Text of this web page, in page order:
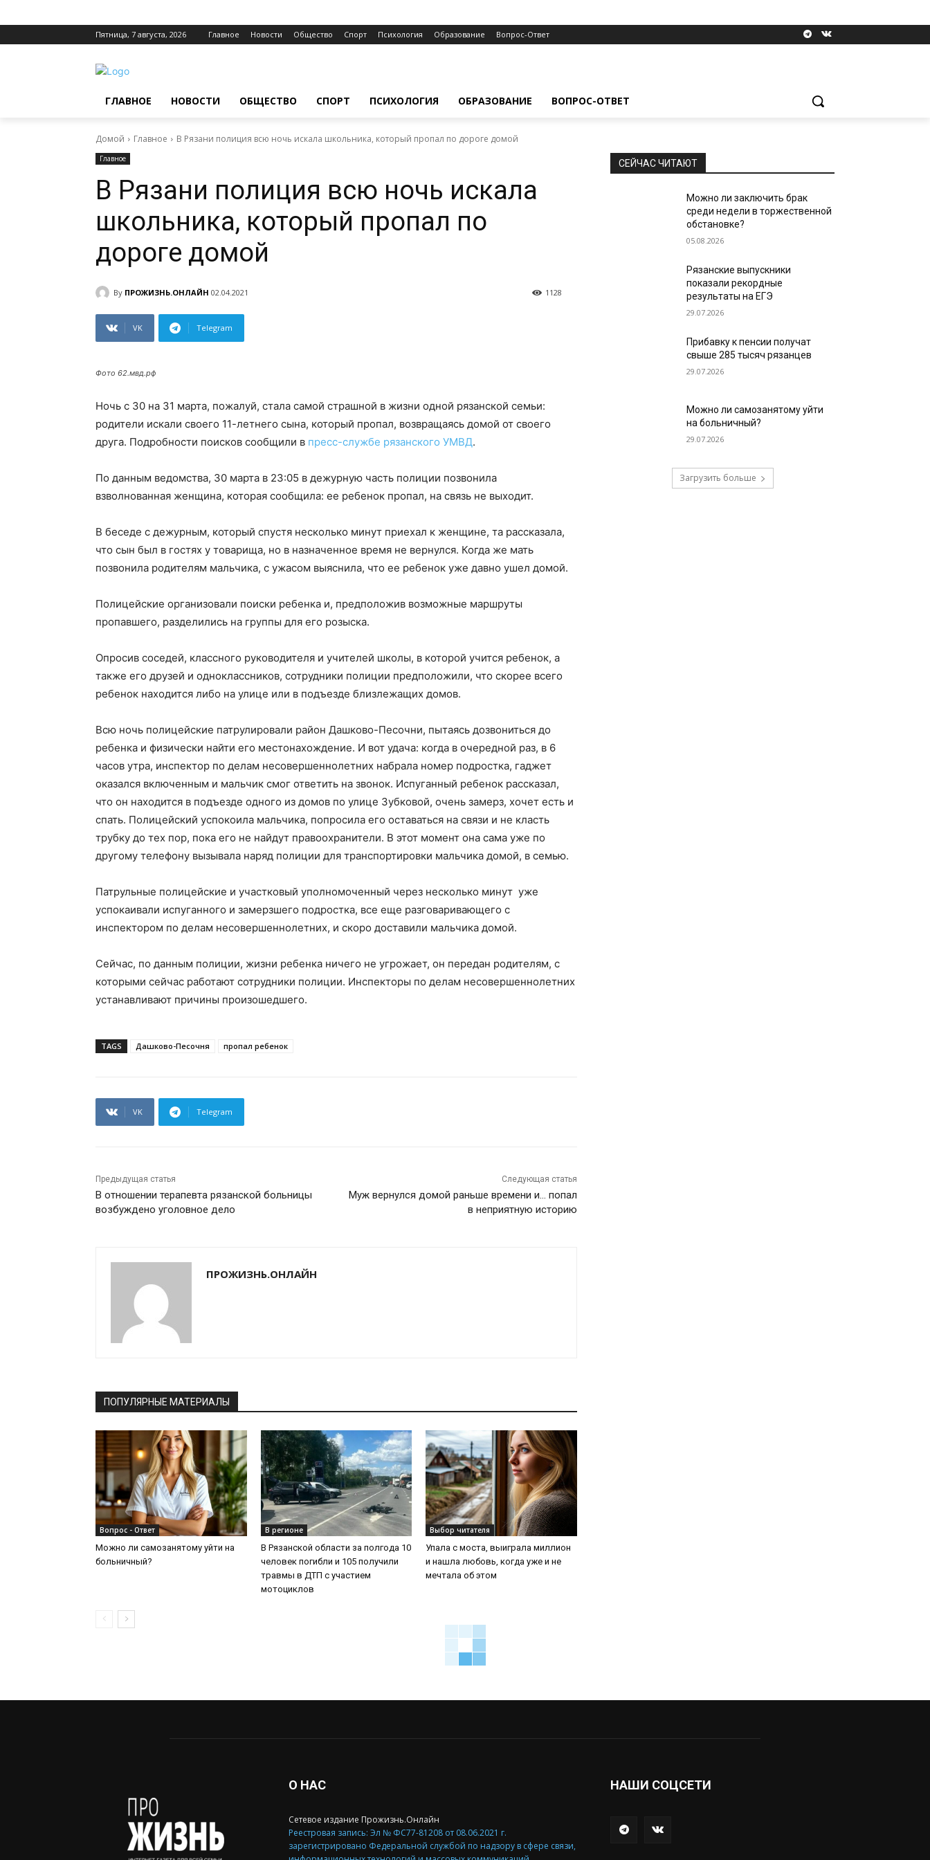
Пятница, 7 августа, 2026 Главное Новости Общество Спорт Психология Образование Вопрос-Ответ
ГЛАВНОЕ НОВОСТИ ОБЩЕСТВО СПОРТ ПСИХОЛОГИЯ ОБРАЗОВАНИЕ ВОПРОС-ОТВЕТ
Домой Главное В Рязани полиция всю ночь искала школьника, который пропал по дороге домой
Главное
В Рязани полиция всю ночь искала
школьника, который пропал по
дороге домой
By ПРОЖИЗНЬ.ОНЛАЙН 02.04.2021 1128
VK Telegram
Фото 62.мвд.рф
Ночь с 30 на 31 марта, пожалуй, стала самой страшной в жизни одной рязанской семьи:
родители искали своего 11-летнего сына, который пропал, возвращаясь домой от своего
друга. Подробности поисков сообщили в пресс-службе рязанского УМВД.
По данным ведомства, 30 марта в 23:05 в дежурную часть полиции позвонила
взволнованная женщина, которая сообщила: ее ребенок пропал, на связь не выходит.
В беседе с дежурным, который спустя несколько минут приехал к женщине, та рассказала,
что сын был в гостях у товарища, но в назначенное время не вернулся. Когда же мать
позвонила родителям мальчика, с ужасом выяснила, что ее ребенок уже давно ушел домой.
Полицейские организовали поиски ребенка и, предположив возможные маршруты
пропавшего, разделились на группы для его розыска.
Опросив соседей, классного руководителя и учителей школы, в которой учится ребенок, а
также его друзей и одноклассников, сотрудники полиции предположили, что скорее всего
ребенок находится либо на улице или в подъезде близлежащих домов.
Всю ночь полицейские патрулировали район Дашково-Песочни, пытаясь дозвониться до
ребенка и физически найти его местонахождение. И вот удача: когда в очередной раз, в 6
часов утра, инспектор по делам несовершеннолетних набрала номер подростка, гаджет
оказался включенным и мальчик смог ответить на звонок. Испуганный ребенок рассказал,
что он находится в подъезде одного из домов по улице Зубковой, очень замерз, хочет есть и
спать. Полицейский успокоила мальчика, попросила его оставаться на связи и не класть
трубку до тех пор, пока его не найдут правоохранители. В этот момент она сама уже по
другому телефону вызывала наряд полиции для транспортировки мальчика домой, в семью.
Патрульные полицейские и участковый уполномоченный через несколько минут уже
успокаивали испуганного и замерзшего подростка, все еще разговаривающего с
инспектором по делам несовершеннолетних, и скоро доставили мальчика домой.
Сейчас, по данным полиции, жизни ребенка ничего не угрожает, он передан родителям, с
которыми сейчас работают сотрудники полиции. Инспекторы по делам несовершеннолетних
устанавливают причины произошедшего.
TAGS Дашково-Песочня пропал ребенок
VK Telegram
Предыдущая статья
В отношении терапевта рязанской больницы
возбуждено уголовное дело
Следующая статья
Муж вернулся домой раньше времени и… попал
в неприятную историю
ПРОЖИЗНЬ.ОНЛАЙН
ПОПУЛЯРНЫЕ МАТЕРИАЛЫ
Вопрос - Ответ
Можно ли самозанятому уйти на
больничный?
В регионе
В Рязанской области за полгода 10
человек погибли и 105 получили
травмы в ДТП с участием
мотоциклов
Выбор читателя
Упала с моста, выиграла миллион
и нашла любовь, когда уже и не
мечтала об этом
СЕЙЧАС ЧИТАЮТ
Можно ли заключить брак
среди недели в торжественной
обстановке?
05.08.2026
Рязанские выпускники
показали рекордные
результаты на ЕГЭ
29.07.2026
Прибавку к пенсии получат
свыше 285 тысяч рязанцев
29.07.2026
Можно ли самозанятому уйти
на больничный?
29.07.2026
Загрузить больше
О НАС
Сетевое издание Прожизнь.Онлайн
Реестровая запись: Эл № ФС77-81208 от 08.06.2021 г.
зарегистрировано Федеральной службой по надзору в сфере связи,
НАШИ СОЦСЕТИ